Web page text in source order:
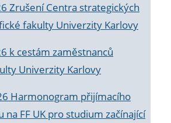
Zrušení Centra strategických
fakulty Univerzity Karlovy
k cestám zaměstnanců
Univerzity Karlovy
Harmonogram přijímacího
na FF UK pro studium začínající